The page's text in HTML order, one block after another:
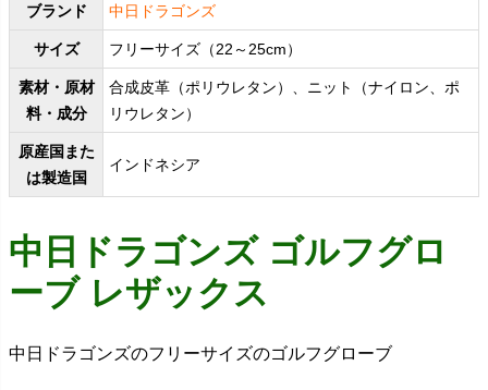
ブランド 中日ドラゴンズ
サイズ フリーサイズ（22～25cm）
素材・原材
料・成分
合成皮革（ポリウレタン）、ニット（ナイロン、ポ
リウレタン）
原産国また
は製造国
インドネシア
中日ドラゴンズ ゴルフグロ
ーブ レザックス
中日ドラゴンズのフリーサイズのゴルフグローブ